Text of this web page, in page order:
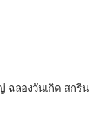
ฉลองวันเกิด สกรีน